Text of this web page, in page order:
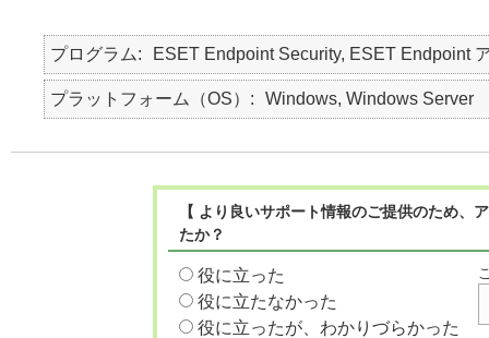
プログラム ESET Endpoint Security, ESET Endpoint
プラットフォーム（OS） Windows, Windows Server
【 より良いサポート情報のご提供のため
たか？
役に立った
役に立たなかった
役に立ったが、わかりづらかった